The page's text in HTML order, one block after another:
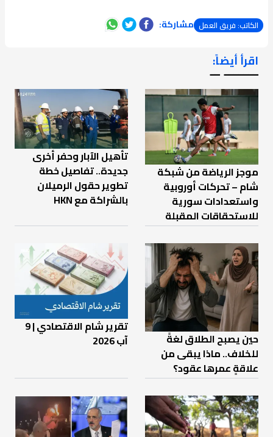
الكاتب: فريق العمل مشاركة:
اقرأ أيضاً:
ـــــــ ــ
موجز الرياضة من شبكة
شام – تحركات أوروبية
واستعدادات سورية
للاستحقاقات المقبلة
تأهيل الآبار وحفر أخرى
جديدة.. تفاصيل خطة
تطوير حقول الرميلان
بالشراكة مع HKN
حين يصبح الطلاق لغةً
للخلاف.. ماذا يبقى من
علاقةٍ عمرها عقود؟
تقرير شام الاقتصادي | 9
آب 2026